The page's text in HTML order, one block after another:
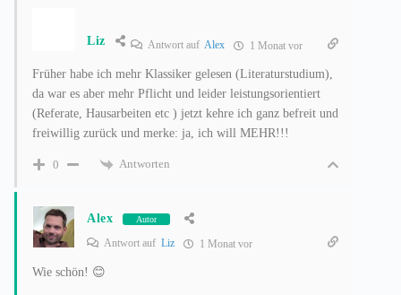
Liz Antwort aufAlex 1 Monat vor
Früher habe ich mehr Klassiker gelesen (Literaturstudium),
da war es aber mehr Pflicht und leider leistungsorientiert
(Referate, Hausarbeiten etc ) jetzt kehre ich ganz befreit und
freiwillig zurück und merke: ja, ich will MEHR!!!
0 Antworten
Alex Autor
Antwort auf Liz 1 Monat vor
Wie schön! 😊